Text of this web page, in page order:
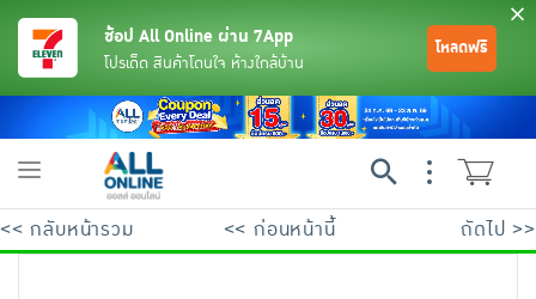
ช้อป All Online ผ่าน 7App
โปรเด็ด สินค้าโดนใจ ห้างใกล้บ้าน
โหลดฟรี
Toggle
<< กลับหน้ารวม << ก่อนหน้านี้ ถัดไป >>